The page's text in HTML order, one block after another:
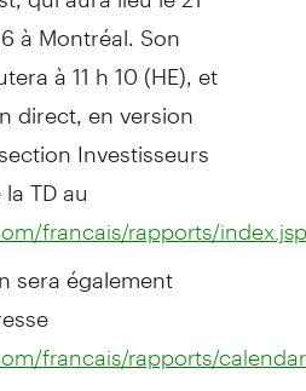
à Montréal. Son
à 11 h 10 (HE), et
direct, en version
Investisseurs
TD au
francais/rapports/index.jsp
sera également
francais/rapports/